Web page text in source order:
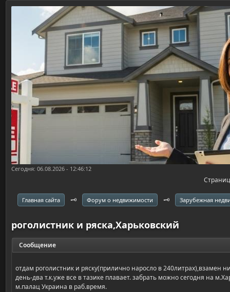
Сегодня: 06.08.2026 - 12:46:12
Главная сайта 🗝️ Форум о недвижимости 🗝️ Зарубежная
роголистник и ряска,Харьковский
Сообщение
отдам роголистник и ряску(прилично наросло в 240литрах),взамен
день-два т.к.уже все в тазике плавает. забрать можно сегодня на
м.палац Украина в раб.время.